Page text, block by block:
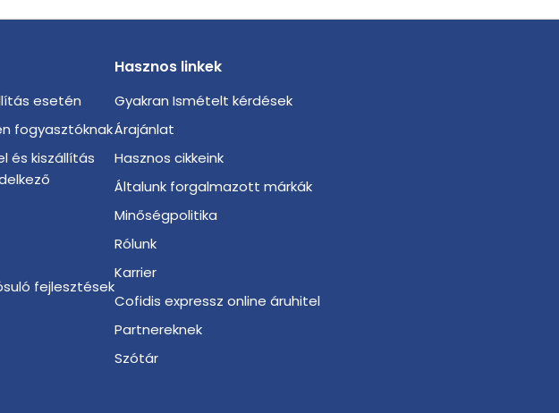
esetén
fogyasztóknak
és kiszállítás
fejlesztések
Hasznos linkek
Gyakran Ismételt kérdések
Árajánlat
Hasznos cikkeink
Általunk forgalmazott márkák
Minőségpolitika
Rólunk
Karrier
Cofidis expressz online áruhitel
Partnereknek
Szótár